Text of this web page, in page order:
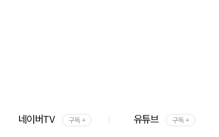
네이버TV 구독 + 유튜브 구독 +